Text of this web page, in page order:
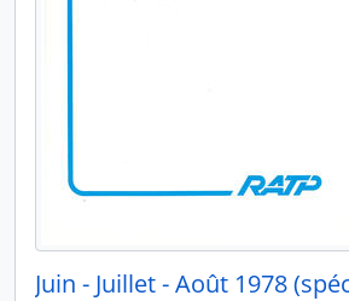
Juin - Juillet - Août 1978